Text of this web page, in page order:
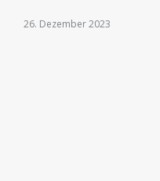
26. Dezember 2023